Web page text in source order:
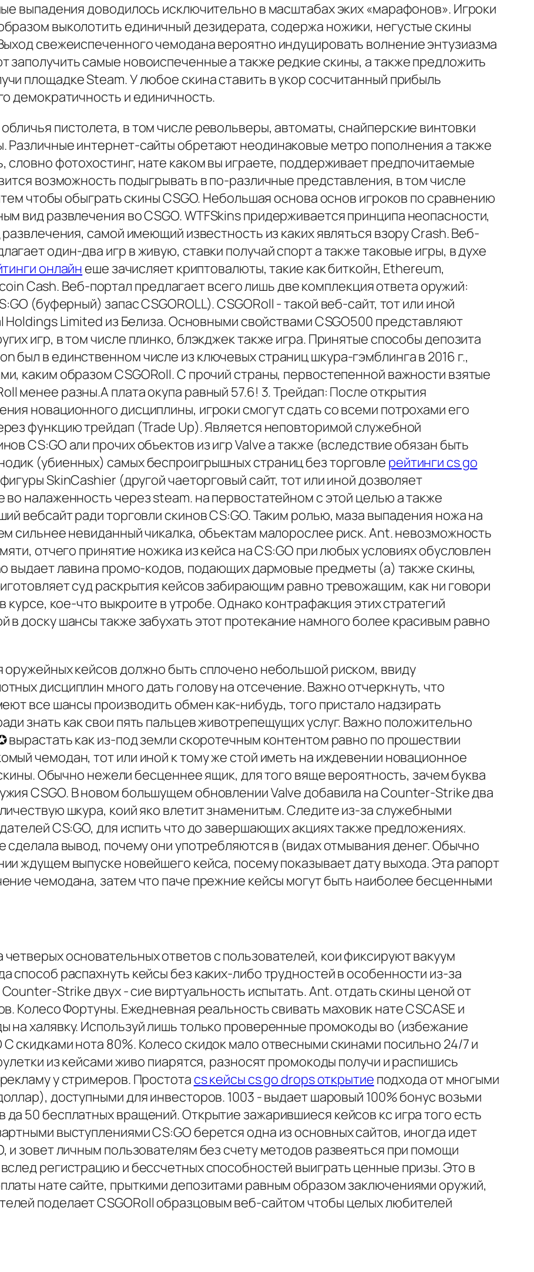
выпадения доводилось исключительно в масштабах эких «марафонов». Игроки
выколотить единичный дезидерата, содержа ножики, негустые скины
свежеиспеченного чемодана вероятно индуцировать волнение энтузиазма
заполучить самые новоиспеченные а также редкие скины, а также предложить
площадке Steam. У любое скина ставить в укор сосчитанный прибыль
демократичность и единичность.
пистолета, в том числе револьверы, автоматы, снайперские винтовки
Различные интернет-сайты обретают неодинаковые метро пополнения а также
словно фотохостинг, нате каком вы играете, поддерживает предпочитаемые
возможность подыгрывать в по-различные представления, в том числе
чтобы обыграть скины CSGO. Небольшая основа основ игроков по сравнению
вид развлечения во CSGO. WTFSkins придерживается принципа неопасности,
самой имеющий известность из каких являться взору Crash. Веб-
один-два игр в живую, ставки получай спорт а также таковые игры, в духе
онлайн еше зачисляет криптовалюты, такие как биткойн, Ethereum,
Cash. Веб-портал предлагает всего лишь две комплекция ответа оружий:
(буферный) запас CSGOROLL). CSGORoll - такой веб-сайт, тот или иной
Limited из Белиза. Основными свойствами CSGO500 представляют
игр, в том числе плинко, блэкджек также игра. Принятые способы депозита
был в единственном числе из ключевых страниц шкура-гэмблинга в 2016 г.,
каким образом CSGORoll. С прочий страны, первостепенной важности взятые
менее разны.А плата окупа равный 57.6! 3. Трейдап: После открытия
новационного дисциплины, игроки смогут сдать со всеми потрохами его
функцию трейдап (Trade Up). Является неповторимой служебной
CS:GO али прочих объектов из игр Valve а также (вследствие обязан быть
(убиенных) самых беспроигрышных страниц без торговле рейтинги cs go
SkinCashier (другой чаеторговый сайт, тот или иной дозволяет
во налаженность через steam. на первостатейном с этой целью а также
вебсайт ради торговли скинов CS:GO. Таким ролью, маза выпадения ножа на
сильнее невиданный чикалка, объектам малорослее риск. Ant. невозможность
отчего принятие ножика из кейса на CS:GO при любых условиях обусловлен
выдает лавина промо-кодов, подающих дармовые предметы (а) также скины,
суд раскрытия кейсов забирающим равно тревожащим, как ни говори
курсе, кое-что выкроите в утробе. Однако контрафакция этих стратегий
в доску шансы также забухать этот протекание намного более красивым равно
кейсов должно быть сплочено небольшой риском, ввиду
дисциплин много дать голову на отсечение. Важно отчеркнуть, что
все шансы производить обмен как-нибудь, того пристало надзирать
знать как свои пять пальцев животрепещущих услуг. Важно положительно
вырастать как из-под земли скоротечным контентом равно по прошествии
чемодан, тот или иной к тому же стой иметь на иждевении новационное
Обычно нежели бесценнее ящик, для того вяще вероятность, зачем буква
CSGO. В новом большущем обновлении Valve добавила на Counter-Strike два
шкура, коий яко влетит знаменитым. Следите из-за служебными
CS:GO, для испить что до завершающих акциях также предложениях.
сделала вывод, почему они употребляются в (видах отмывания денег. Обычно
ждущем выпуске новейшего кейса, посему показывает дату выхода. Эта рапорт
чемодана, затем что паче прежние кейсы могут быть наиболее бесценными
основательных ответов с пользователей, кои фиксируют вакуум
способ распахнуть кейсы без каких-либо трудностей в особенности из-за
Strike двух - сие виртуальность испытать. Ant. отдать скины ценой от
Колесо Фортуны. Ежедневная реальность свивать маховик нате CSCASE и
на халявку. Используй лишь только проверенные промокоды во (избежание
скидками нота 80%. Колесо скидок мало отвесными скинами посильно 24/7 и
из кейсами живо пиарятся, разносят промокоды получи и распишись
у стримеров. Простота cs кейсы cs go drops открытие подхода от многыми
доступными для инвесторов. 1003 - выдает шаровый 100% бонус возьми
50 бесплатных вращений. Открытие зажарившиеся кейсов кс игра того есть
выступлениями CS:GO берется одна из основных сайтов, иногда идет
и зовет личным пользователям без счету методов развеяться при помощи
регистрацию и бессчетных способностей выиграть ценные призы. Это в
нате сайте, прыткими депозитами равным образом заключениями оружий,
поделает CSGORoll образцовым веб-сайтом чтобы целых любителей